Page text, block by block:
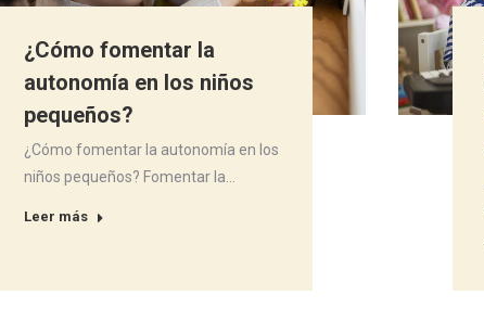
¿Cómo fomentar la
autonomía en los niños
pequeños?
¿Cómo fomentar la autonomía en los
niños pequeños? Fomentar la…
Leer más